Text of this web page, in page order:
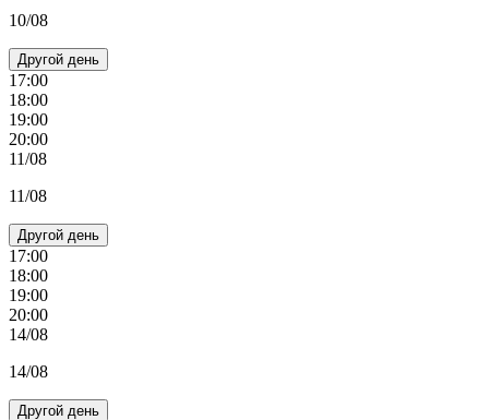
10/08
Другой день
17:00
18:00
19:00
20:00
11/08
11/08
Другой день
17:00
18:00
19:00
20:00
14/08
14/08
Другой день